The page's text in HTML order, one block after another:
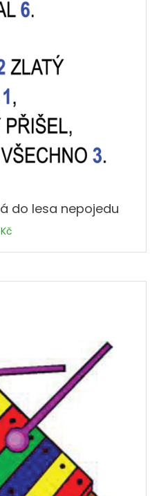
do lesa nepojedu
Kč